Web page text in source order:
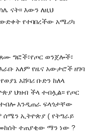
ናት፡፡ እውን ለዚህ
ውድቀት የተባበረችው አሜሪካ
ግፎች፣የጦር ወንጀሎች፣
አለም የዜና አውታሮች ዘገባ
አሸባሪ ቡድን ከለላ
ህዝብ ችላ ተብሏል፡፡ የጦር
እንዲጠራ ፍላጎታቸው
ሰሜን ኢትዮጵያ ( የትግራይ
ተጠያቂው ማን ነው ?